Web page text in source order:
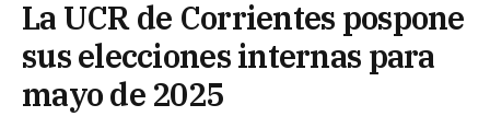
La UCR de Corrientes pospone
sus elecciones internas para
mayo de 2025